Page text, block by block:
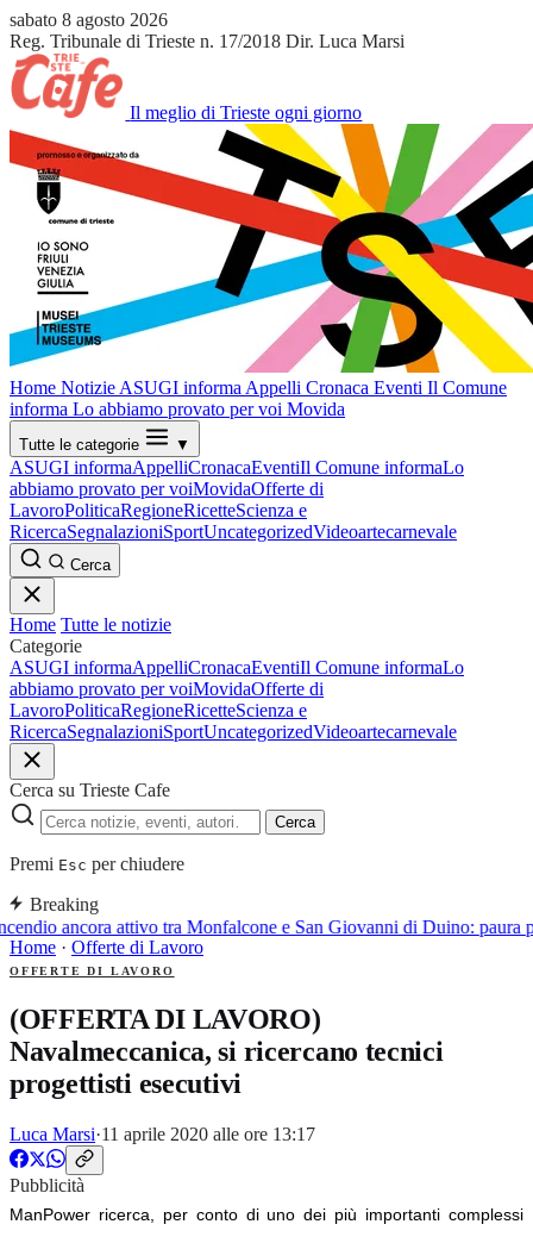
sabato 8 agosto 2026
Reg. Tribunale di Trieste n. 17/2018 Dir. Luca Marsi
Il meglio di Trieste ogni giorno
Home Notizie ASUGI informa Appelli Cronaca Eventi Il Comune
informa Lo abbiamo provato per voi Movida
Tutte le categorie ▼
ASUGI informaAppelliCronacaEventiIl Comune informaLo
abbiamo provato per voiMovidaOfferte di
LavoroPoliticaRegioneRicetteScienza e
RicercaSegnalazioniSportUncategorizedVideoartecarnevale
Cerca
Home Tutte le notizie
Categorie
ASUGI informaAppelliCronacaEventiIl Comune informaLo
abbiamo provato per voiMovidaOfferte di
LavoroPoliticaRegioneRicetteScienza e
RicercaSegnalazioniSportUncategorizedVideoartecarnevale
Cerca su Trieste Cafe
Cerca
Premi Esc per chiudere
Breaking
ancora attivo tra Monfalcone e San Giovanni di Duino:
Home · Offerte di Lavoro
OFFERTE DI LAVORO
(OFFERTA DI LAVORO)
Navalmeccanica, si ricercano tecnici
progettisti esecutivi
Luca Marsi·11 aprile 2020 alle ore 13:17
Pubblicità
ManPower ricerca, per conto di uno dei più importanti complessi